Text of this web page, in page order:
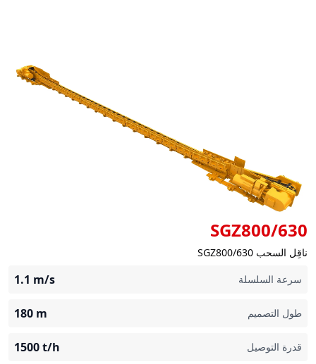
SGZ800/630
ناقِل السحب SGZ800/630
سرعة السلسلة
1.1 m/s
طول التصميم 180 m
قدرة التوصيل 1500t/h